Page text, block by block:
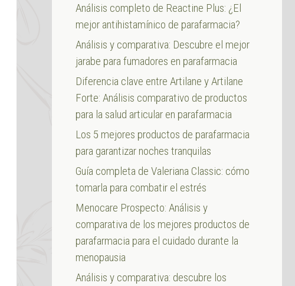
Análisis completo de Reactine Plus: ¿El
mejor antihistamínico de parafarmacia?
Análisis y comparativa: Descubre el mejor
jarabe para fumadores en parafarmacia
Diferencia clave entre Artilane y Artilane
Forte: Análisis comparativo de productos
para la salud articular en parafarmacia
Los 5 mejores productos de parafarmacia
para garantizar noches tranquilas
Guía completa de Valeriana Classic: cómo
tomarla para combatir el estrés
Menocare Prospecto: Análisis y
comparativa de los mejores productos de
parafarmacia para el cuidado durante la
menopausia
Análisis y comparativa: descubre los